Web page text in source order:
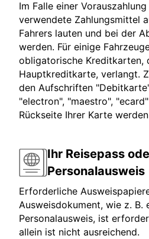
Im Falle einer
verwendete Zahlungsmittel
Fahrers lauten und bei der
werden. Für einige
obligatorische Kreditkarten,
Hauptkreditkarte, verlangt.
den Aufschriften
"electron", "maestro",
Rückseite Ihrer Karte
Ihr Reisepass
Personalausweis
Erforderliche
Ausweisdokument, wie z. B.
Personalausweis, ist
allein ist nicht ausreichend.